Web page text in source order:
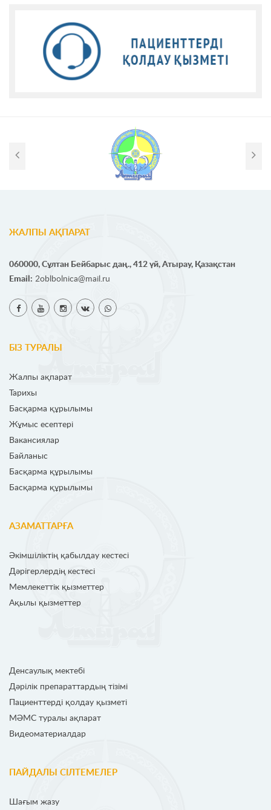
ЖАЛПЫ АҚПАРАТ
060000, Сұлтан Бейбарыс даң., 412 үй, Атырау, Қазақстан
Email: 2oblbolnica@mail.ru
БІЗ ТУРАЛЫ
Жалпы ақпарат
Тарихы
Басқарма құрылымы
Жұмыс есептері
Вакансиялар
Байланыс
Басқарма құрылымы
Басқарма құрылымы
АЗАМАТТАРҒА
Әкімшіліктің қабылдау кестесі
Дәрігерлердің кестесі
Мемлекеттік қызметтер
Ақылы қызметтер
Денсаулық мектебі
Дәрілік препараттардың тізімі
Пациенттерді қолдау қызметі
МӘМС туралы ақпарат
Видеоматериалдар
ПАЙДАЛЫ СІЛТЕМЕЛЕР
Шағым жазу